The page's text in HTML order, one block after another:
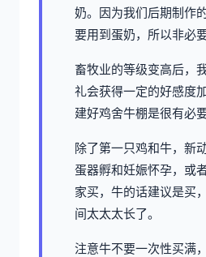
奶。因为我们后期制作
要用到蛋奶，所以非必
畜牧业的等级变高后，
礼会获得一定的好感度
建好鸡舍牛棚是很有必要
除了第一只鸡和牛，新
蛋器孵和妊娠怀孕，或
家买，牛的话建议是买
间太太太长了。
注意牛不要一次性买满